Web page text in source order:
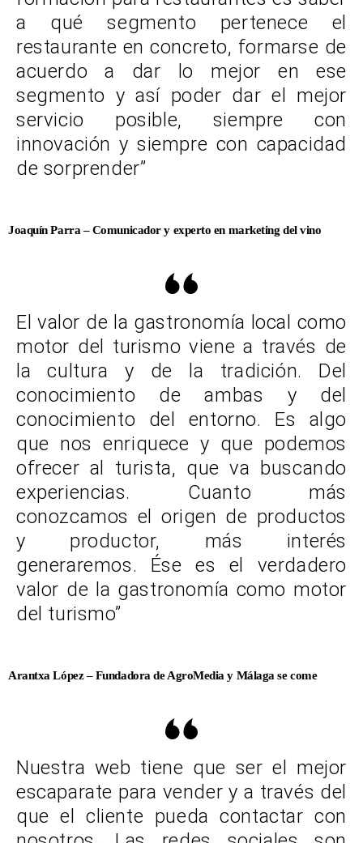
a qué segmento pertenece el
restaurante en concreto, formarse de
acuerdo a dar lo mejor en ese
segmento y así poder dar el mejor
servicio posible, siempre con
innovación y siempre con capacidad
de sorprender”
Joaquín Parra – Comunicador y experto en marketing del vino
El valor de la gastronomía local como
motor del turismo viene a través de
la cultura y de la tradición. Del
conocimiento de ambas y del
conocimiento del entorno. Es algo
que nos enriquece y que podemos
ofrecer al turista, que va buscando
experiencias. Cuanto más
conozcamos el origen de productos
y productor, más interés
generaremos. Ése es el verdadero
valor de la gastronomía como motor
del turismo”
Arantxa López – Fundadora de AgroMedia y Málaga se come
Nuestra web tiene que ser el mejor
escaparate para vender y a través del
que el cliente pueda contactar con